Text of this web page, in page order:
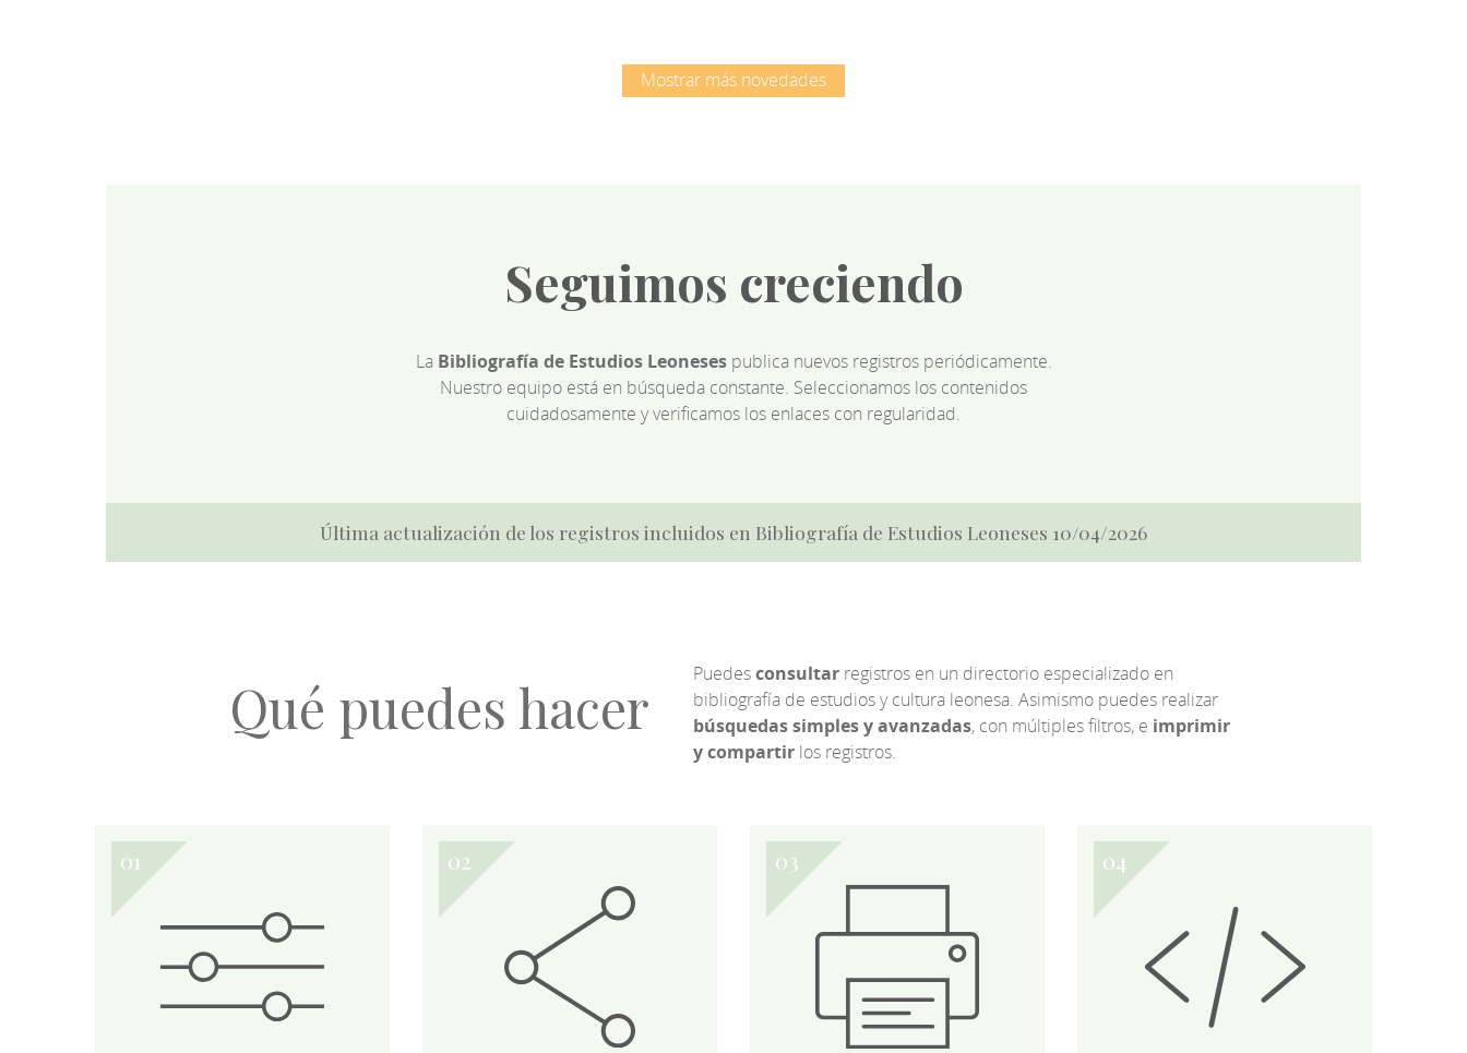
Mostrar más novedades
Seguimos creciendo
La Bibliografía de Estudios Leonesespublica nuevos registros periódicamente.
Nuestro equipo está en búsqueda constante. Seleccionamos los contenidos
cuidadosamente y verificamos los enlaces con regularidad.
Última actualización de los registros incluidos en Bibliografía de Estudios Leoneses 10/04/2026
Qué puedes hacer Puedesconsultarregistros en un directorio especializado en
bibliografía de estudios y cultura leonesa. Asimismo puedes realizar
búsquedas simples y avanzadas, con múltiples filtros, e imprimir
y compartirlos registros.